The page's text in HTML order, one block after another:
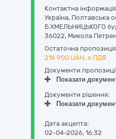
Контактна
Україна, Полтавська
Б.ХМЕЛЬНИЦЬКОГО
36022, Микола
Остаточна
216 900 UAH, з ПДВ
Документи
Показати
Документи рішення:
Показати
Дата акцепта:
02-04-2026, 16:32